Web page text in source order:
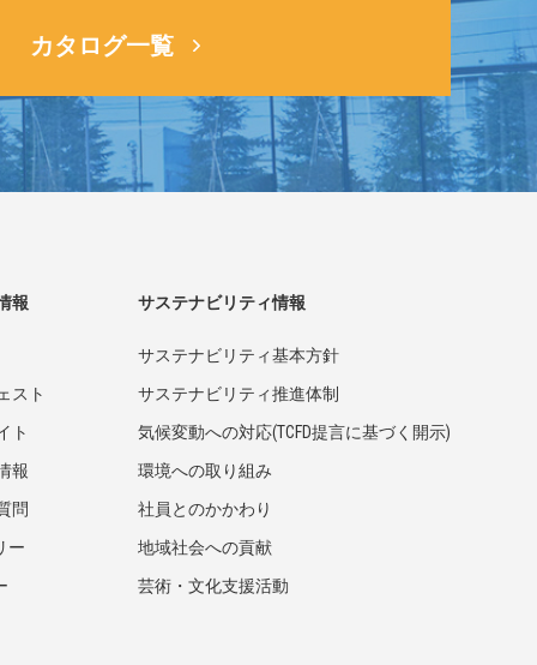
カタログ一覧
報
スト
ト
報
問
ー
サステナビリティ情報
サステナビリティ基本方針
サステナビリティ推進体制
気候変動への対応(TCFD提言に基づく開示)
環境への取り組み
社員とのかかわり
地域社会への貢献
芸術・文化支援活動